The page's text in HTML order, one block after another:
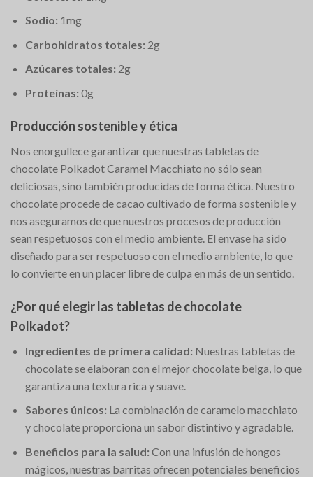
Sodio: 1mg
Carbohidratos totales: 2g
Azúcares totales: 2g
Proteínas: 0g
Producción sostenible y ética
Nos enorgullece garantizar que nuestras tabletas de
chocolate Polkadot Caramel Macchiato no sólo sean
deliciosas, sino también producidas de forma ética. Nuestro
chocolate procede de cacao cultivado de forma sostenible y
nos aseguramos de que nuestros procesos de producción
sean respetuosos con el medio ambiente. El envase ha sido
diseñado para ser respetuoso con el medio ambiente, lo que
lo convierte en un placer libre de culpa en más de un sentido.
¿Por qué elegir las tabletas de chocolate
Polkadot?
Ingredientes de primera calidad: Nuestras tabletas de
chocolate se elaboran con el mejor chocolate belga, lo que
garantiza una textura rica y suave.
Sabores únicos: La combinación de caramelo macchiato
y chocolate proporciona un sabor distintivo y agradable.
Beneficios para la salud: Con una infusión de hongos
mágicos, nuestras barritas ofrecen potenciales beneficios